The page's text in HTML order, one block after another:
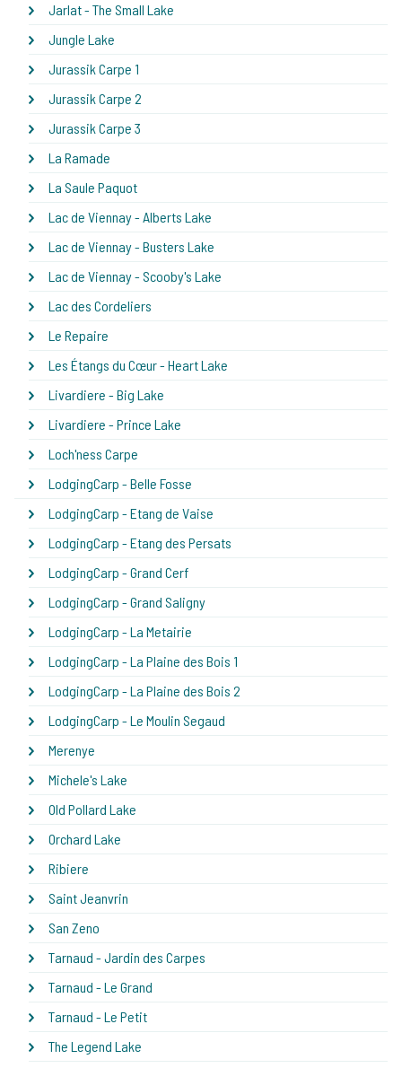
Jarlat - The Small Lake
Jungle Lake
Jurassik Carpe 1
Jurassik Carpe 2
Jurassik Carpe 3
La Ramade
La Saule Paquot
Lac de Viennay - Alberts Lake
Lac de Viennay - Busters Lake
Lac de Viennay - Scooby's Lake
Lac des Cordeliers
Le Repaire
Les Étangs du Cœur - Heart Lake
Livardiere - Big Lake
Livardiere - Prince Lake
Loch'ness Carpe
LodgingCarp - Belle Fosse
LodgingCarp - Etang de Vaise
LodgingCarp - Etang des Persats
LodgingCarp - Grand Cerf
LodgingCarp - Grand Saligny
LodgingCarp - La Metairie
LodgingCarp - La Plaine des Bois 1
LodgingCarp - La Plaine des Bois 2
LodgingCarp - Le Moulin Segaud
Merenye
Michele's Lake
Old Pollard Lake
Orchard Lake
Ribiere
Saint Jeanvrin
San Zeno
Tarnaud - Jardin des Carpes
Tarnaud - Le Grand
Tarnaud - Le Petit
The Legend Lake